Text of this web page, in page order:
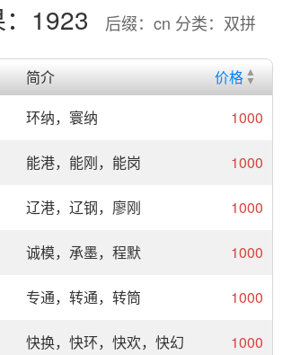
1923 后缀：cn 分类：双拼
简介 价格
环纳，寰纳 1000
能港，能刚，能岗 1000
辽港，辽钢，廖刚 1000
诚模，承墨，程默 1000
专通，转通，转筒 1000
快换，快环，快欢，快幻 1000